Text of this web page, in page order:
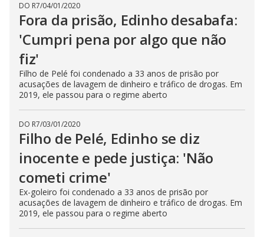
DO R7/04/01/2020
Fora da prisão, Edinho desabafa:
'Cumpri pena por algo que não
fiz'
Filho de Pelé foi condenado a 33 anos de prisão por
acusações de lavagem de dinheiro e tráfico de drogas. Em
2019, ele passou para o regime aberto
DO R7/03/01/2020
Filho de Pelé, Edinho se diz
inocente e pede justiça: 'Não
cometi crime'
Ex-goleiro foi condenado a 33 anos de prisão por
acusações de lavagem de dinheiro e tráfico de drogas. Em
2019, ele passou para o regime aberto